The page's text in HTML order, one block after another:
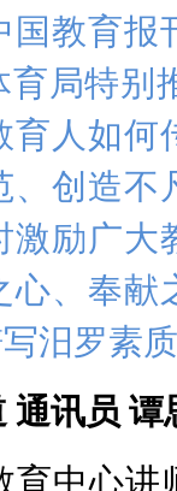
教育
局特别
人如
、创造
激励广
心、奉
汨罗素
通讯员 谭
育中心